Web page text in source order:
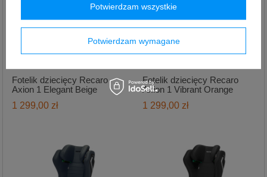
Fotelik dziecięcy Recaro
Axion 1 Elegant Beige
1 299,00 zł
Fotelik dziecięcy Recaro
Axion 1 Vibrant Orange
1 299,00 zł
Potwierdzam wymagane
Potwierdzam wszystkie